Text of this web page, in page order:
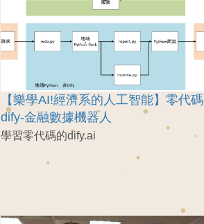
【樂學AI!經濟系的人工智能】零代碼
dify-金融數據機器人
學習零代碼的dify.ai